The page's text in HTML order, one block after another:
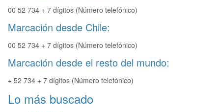
00 52 734 + 7 dígitos (Número telefónico)
Marcación desde Chile:
00 52 734 + 7 dígitos (Número telefónico)
Marcación desde el resto del mundo:
+ 52 734 + 7 dígitos (Número telefónico)
Lo más buscado